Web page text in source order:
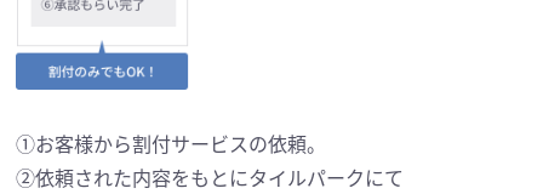
①お客様から割付サービスの依頼。
②依頼された内容をもとにタイルパークにて